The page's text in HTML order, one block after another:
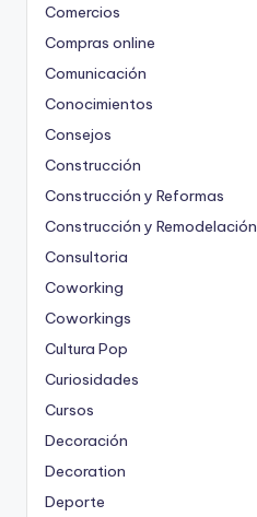
Comercios
Compras online
Comunicación
Conocimientos
Consejos
Construcción
Construcción y Reformas
Construcción y Remodelación
Consultoria
Coworking
Coworkings
Cultura Pop
Curiosidades
Cursos
Decoración
Decoration
Deporte